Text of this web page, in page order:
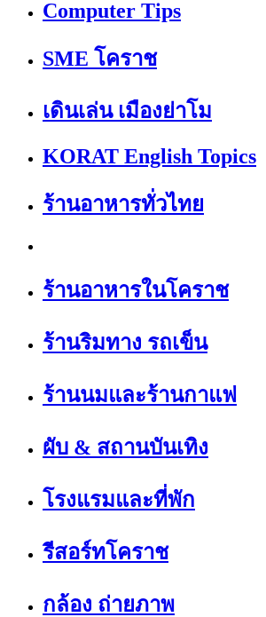
Computer Tips
SME โคราช
เดินเล่น เมืองย่าโม
KORAT English Topics
ร้านอาหารทั่วไทย
ร้านอาหารในโคราช
ร้านริมทาง รถเข็น
ร้านนมและร้านกาแฟ
ผับ & สถานบันเทิง
โรงแรมและที่พัก
รีสอร์ทโคราช
กล้อง ถ่ายภาพ